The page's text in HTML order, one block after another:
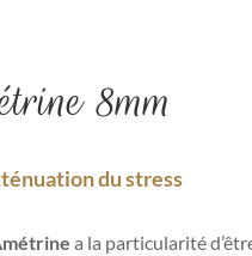
8mm
du stress
a la particularité